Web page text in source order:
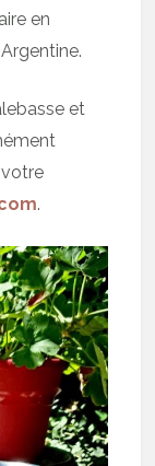
en
et
votre
.